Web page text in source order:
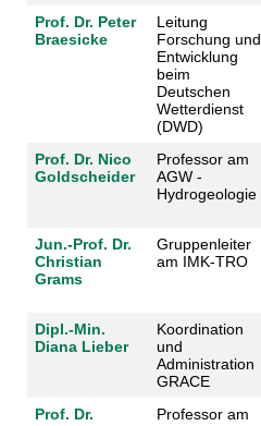
Prof. Dr. Peter
Braesicke
Leitung
Forschung und
Entwicklung
beim
Deutschen
Wetterdienst
(DWD)
Prof. Dr. Nico
Goldscheider
Professor am
AGW -
Hydrogeologie
Jun.-Prof. Dr.
Christian
Grams
Gruppenleiter
am IMK-TRO
Dipl.-Min.
Diana Lieber
Koordination
und
Administration
GRACE
Prof. Dr.
Professor am